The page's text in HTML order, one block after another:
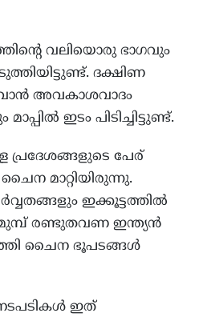
വലിയൊരു ഭാഗവും
ദക്ഷിണ
അവകാശവാദം
ഇടം പിടിച്ചിട്ടുണ്ട്.
പ്രദേശങ്ങളുടെ പേര്
മാറ്റിയിരുന്നു.
ഇക്കൂട്ടത്തില്‍
മുമ്പ് രണ്ടുതവണ ഇന്ത്യന്‍
ചൈന ഭൂപടങ്ങള്‍
ഇത്